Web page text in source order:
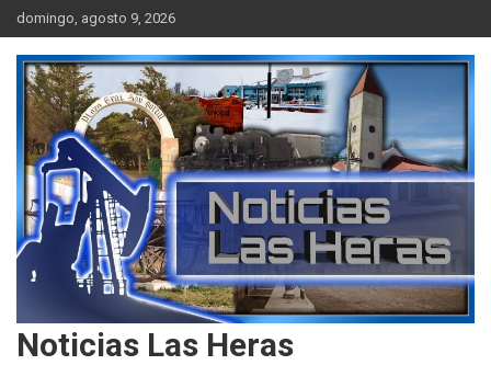
Skip
to
content
domingo, agosto 9, 2026
Noticias Las Heras